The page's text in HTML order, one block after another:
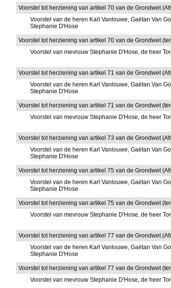
Voorstel tot herziening van artikel 70 van de Grondwet
Voorstel van de heren Karl Vanlouwe, Gaëtan Van
Stephanie D'Hose
Voorstel tot herziening van artikel 70 van de Grondwet
Voorstel van mevrouw Stephanie D'Hose, de heer
Voorstel tot herziening van artikel 71 van de Grondwet
Voorstel van de heren Karl Vanlouwe, Gaëtan Van
Stephanie D'Hose
Voorstel tot herziening van artikel 71 van de Grondwet
Voorstel van mevrouw Stephanie D'Hose, de heer
Voorstel tot herziening van artikel 73 van de Grondwet
Voorstel van de heren Karl Vanlouwe, Gaëtan Van
Stephanie D'Hose
Voorstel tot herziening van artikel 75 van de Grondwet
Voorstel van de heren Karl Vanlouwe, Gaëtan Van
Stephanie D'Hose
Voorstel tot herziening van artikel 75 van de Grondwet
Voorstel van mevrouw Stephanie D'Hose, de heer
Voorstel tot herziening van artikel 77 van de Grondwet
Voorstel van de heren Karl Vanlouwe, Gaëtan Van
Stephanie D'Hose
Voorstel tot herziening van artikel 77 van de Grondwet
Voorstel van mevrouw Stephanie D'Hose, de heer